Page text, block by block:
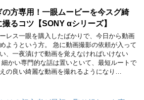
の方専用！一眼ムービーを今スグ綺
撮るコツ【SONY αシリーズ】
レス一眼を購入したばかりで、今日から動画
ようという方。 急に動画撮影の依頼が入って
、一夜漬けで動画を覚えなければいけない
かい専門的な話は置いといて、最短ルートで
の良い綺麗な動画を撮れるようになり…